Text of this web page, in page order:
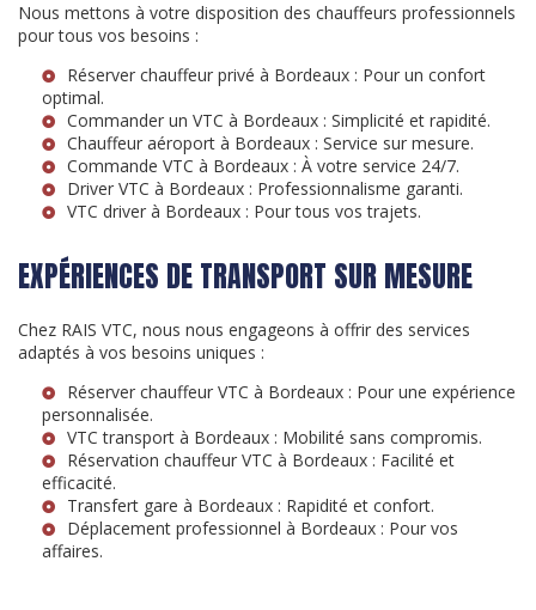
Nous mettons à votre disposition des chauffeurs professionnels
pour tous vos besoins :
Réserver chauffeur privé à Bordeaux : Pour un confort
optimal.
Commander un VTC à Bordeaux : Simplicité et rapidité.
Chauffeur aéroport à Bordeaux : Service sur mesure.
Commande VTC à Bordeaux : À votre service 24/7.
Driver VTC à Bordeaux : Professionnalisme garanti.
VTC driver à Bordeaux : Pour tous vos trajets.
EXPÉRIENCES DE TRANSPORT SUR MESURE
Chez RAIS VTC, nous nous engageons à offrir des services
adaptés à vos besoins uniques :
Réserver chauffeur VTC à Bordeaux : Pour une expérience
personnalisée.
VTC transport à Bordeaux : Mobilité sans compromis.
Réservation chauffeur VTC à Bordeaux : Facilité et
efficacité.
Transfert gare à Bordeaux : Rapidité et confort.
Déplacement professionnel à Bordeaux : Pour vos
affaires.